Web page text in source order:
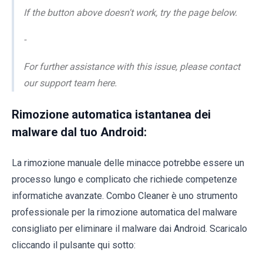
If the button above doesn't work, try the page below.
-
For further assistance with this issue, please contact
our support team here.
Rimozione automatica istantanea dei
malware dal tuo Android:
La rimozione manuale delle minacce potrebbe essere un
processo lungo e complicato che richiede competenze
informatiche avanzate. Combo Cleaner è uno strumento
professionale per la rimozione automatica del malware
consigliato per eliminare il malware dai Android. Scaricalo
cliccando il pulsante qui sotto: